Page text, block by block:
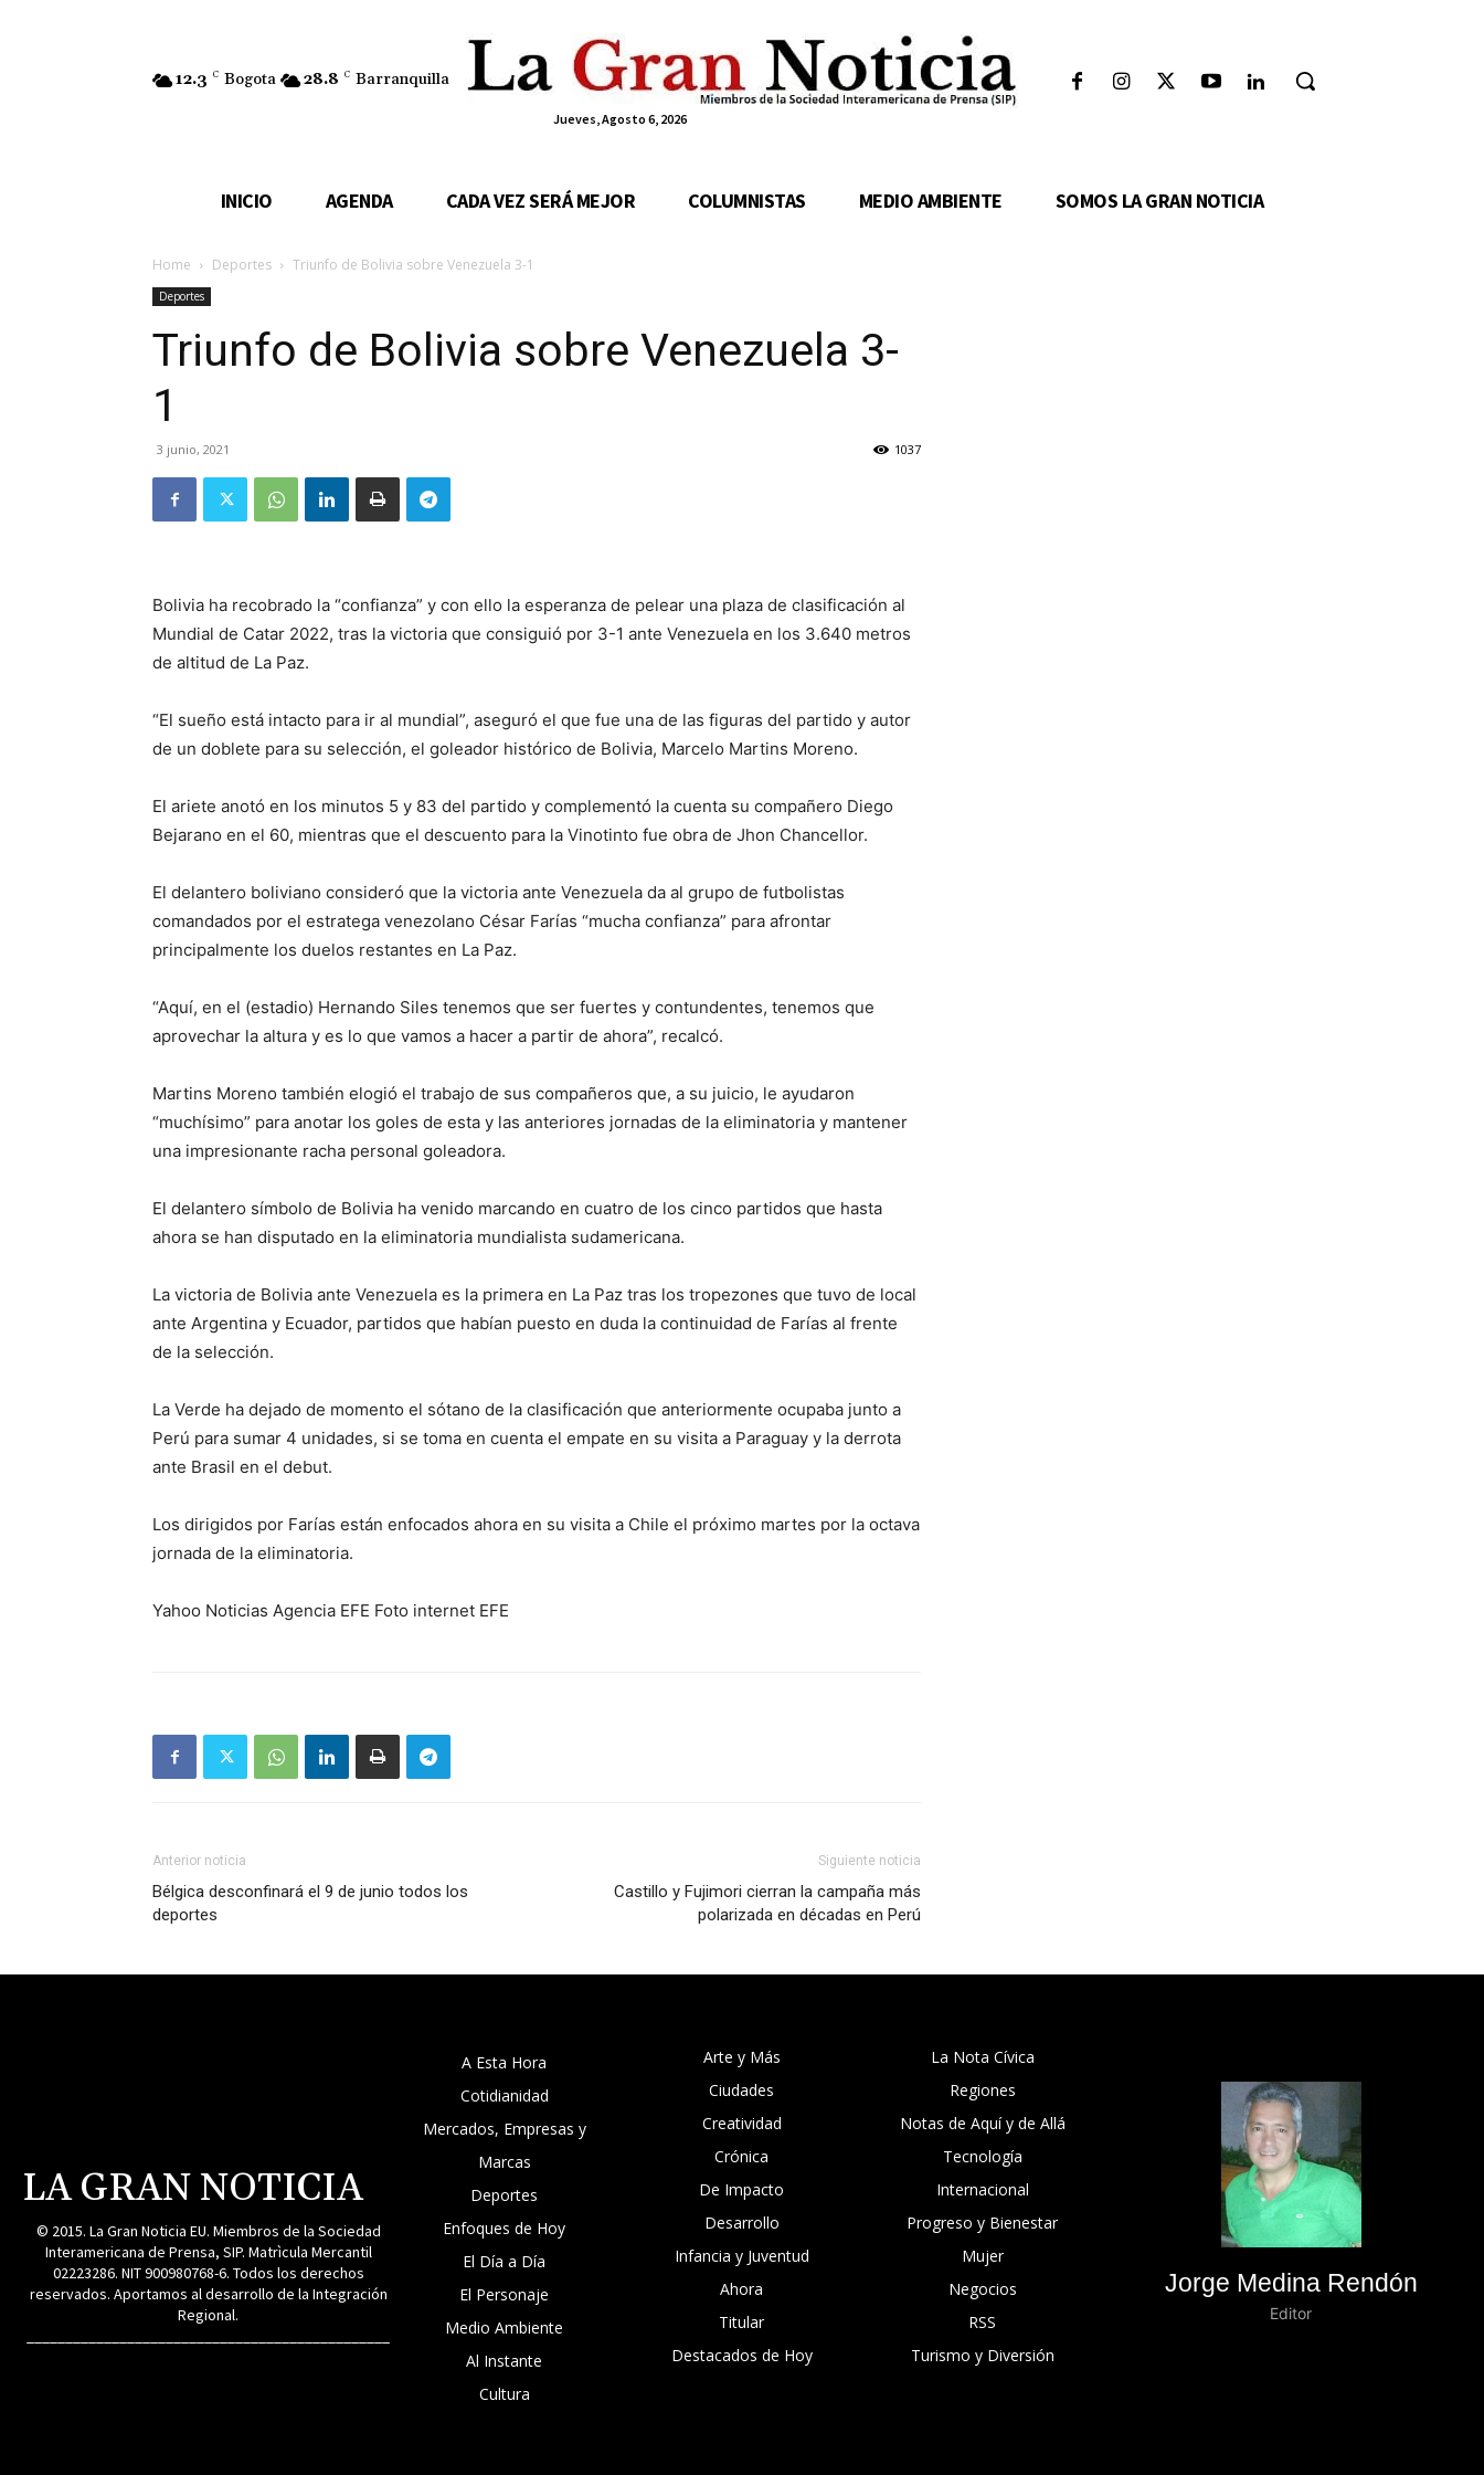
12.3 C Bogota 28.8 C Barranquilla
Jueves, Agosto 6, 2026
INICIO AGENDA CADA VEZ SERÁ MEJOR COLUMNISTAS MEDIO AMBIENTE SOMOS LA GRAN NOTICIA
Home Deportes Triunfo de Bolivia sobre Venezuela 3-1
Deportes
Triunfo de Bolivia sobre Venezuela 3-
1
3 junio, 2021 1037
Bolivia ha recobrado la “confianza” y con ello la esperanza de pelear una plaza de clasificación al
Mundial de Catar 2022, tras la victoria que consiguió por 3-1 ante Venezuela en los 3.640 metros
de altitud de La Paz.
“El sueño está intacto para ir al mundial”, aseguró el que fue una de las figuras del partido y autor
de un doblete para su selección, el goleador histórico de Bolivia, Marcelo Martins Moreno.
El ariete anotó en los minutos 5 y 83 del partido y complementó la cuenta su compañero Diego
Bejarano en el 60, mientras que el descuento para la Vinotinto fue obra de Jhon Chancellor.
El delantero boliviano consideró que la victoria ante Venezuela da al grupo de futbolistas
comandados por el estratega venezolano César Farías “mucha confianza” para afrontar
principalmente los duelos restantes en La Paz.
“Aquí, en el (estadio) Hernando Siles tenemos que ser fuertes y contundentes, tenemos que
aprovechar la altura y es lo que vamos a hacer a partir de ahora”, recalcó.
Martins Moreno también elogió el trabajo de sus compañeros que, a su juicio, le ayudaron
“muchísimo” para anotar los goles de esta y las anteriores jornadas de la eliminatoria y mantener
una impresionante racha personal goleadora.
El delantero símbolo de Bolivia ha venido marcando en cuatro de los cinco partidos que hasta
ahora se han disputado en la eliminatoria mundialista sudamericana.
La victoria de Bolivia ante Venezuela es la primera en La Paz tras los tropezones que tuvo de local
ante Argentina y Ecuador, partidos que habían puesto en duda la continuidad de Farías al frente
de la selección.
La Verde ha dejado de momento el sótano de la clasificación que anteriormente ocupaba junto a
Perú para sumar 4 unidades, si se toma en cuenta el empate en su visita a Paraguay y la derrota
ante Brasil en el debut.
Los dirigidos por Farías están enfocados ahora en su visita a Chile el próximo martes por la octava
jornada de la eliminatoria.
Yahoo Noticias Agencia EFE Foto internet EFE
Anterior noticia
Bélgica desconfinará el 9 de junio todos los
deportes
Siguiente noticia
Castillo y Fujimori cierran la campaña más
polarizada en décadas en Perú
LA GRAN NOTICIA
© 2015. La Gran Noticia EU. Miembros de la Sociedad
Interamericana de Prensa, SIP. Matrìcula Mercantil
02223286. NIT 900980768-6. Todos los derechos
reservados. Aportamos al desarrollo de la Integración
Regional.
A Esta Hora
Cotidianidad
Mercados, Empresas y
Marcas
Deportes
Enfoques de Hoy
El Día a Día
El Personaje
Medio Ambiente
Al Instante
Cultura
Arte y Más
Ciudades
Creatividad
Crónica
De Impacto
Desarrollo
Infancia y Juventud
Ahora
Titular
Destacados de Hoy
La Nota Cívica
Regiones
Notas de Aquí y de Allá
Tecnología
Internacional
Progreso y Bienestar
Mujer
Negocios
RSS
Turismo y Diversión
Jorge Medina Rendón
Editor